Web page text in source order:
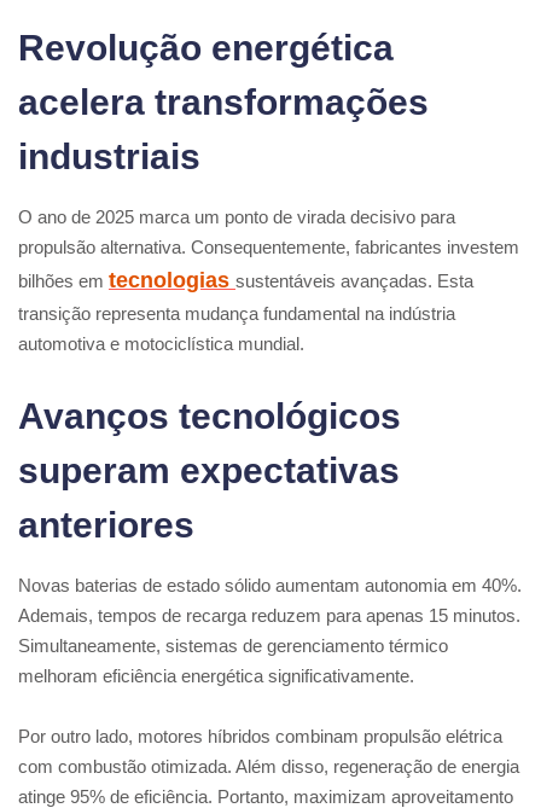
Revolução energética
acelera transformações
industriais
O ano de 2025 marca um ponto de virada decisivo para
propulsão alternativa. Consequentemente, fabricantes investem
bilhões em tecnologias sustentáveis avançadas. Esta
transição representa mudança fundamental na indústria
automotiva e motociclística mundial.
Avanços tecnológicos
superam expectativas
anteriores
Novas baterias de estado sólido aumentam autonomia em 40%.
Ademais, tempos de recarga reduzem para apenas 15 minutos.
Simultaneamente, sistemas de gerenciamento térmico
melhoram eficiência energética significativamente.
Por outro lado, motores híbridos combinam propulsão elétrica
com combustão otimizada. Além disso, regeneração de energia
atinge 95% de eficiência. Portanto, maximizam aproveitamento